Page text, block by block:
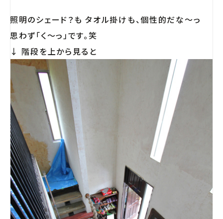
照明のシェード？も タオル掛けも、個性的だな〜っ
思わず「く〜っ」です。笑
↓ 階段を上から見ると